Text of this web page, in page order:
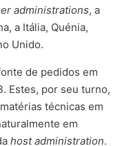
administrations, a
a Itália, Quénia,
Unido.
de pedidos em
Estes, por seu turno,
técnicas em
em
host administration.